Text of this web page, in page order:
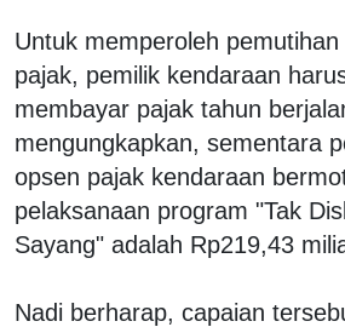
Untuk memperoleh
pajak, pemilik kendaraan
membayar pajak tahun
mengungkapkan, sementara
opsen pajak kendaraan
pelaksanaan program "Tak
Sayang" adalah Rp219,43
Nadi berharap, capaian